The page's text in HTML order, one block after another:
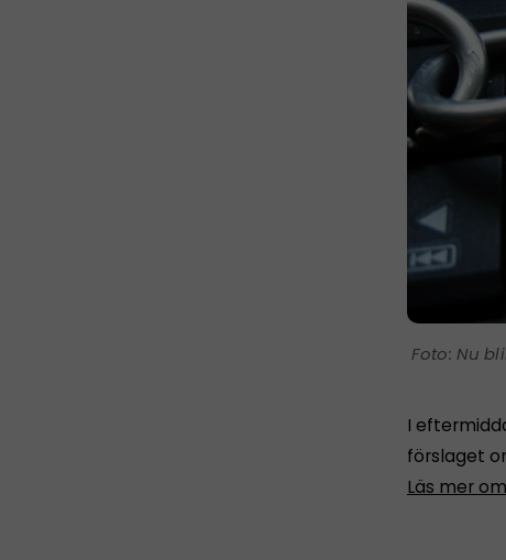
Nu
I
förslaget
Läs mer